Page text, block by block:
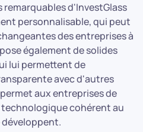
d'InvestGlass
personnalisable, qui peut
des entreprises à
également de solides
lui permettent de
avec d'autres
aux entreprises de
cohérent au
développent.